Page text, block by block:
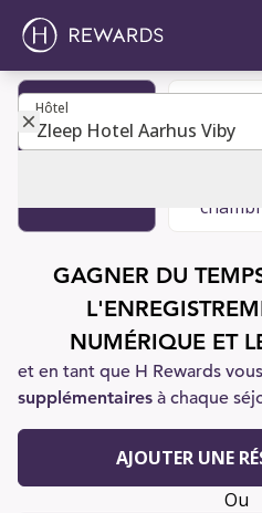
Hôtel
Hôtel
GAGNER DU
NUMÉRIQUE ET
et en tant que H Rewards
supplémentaires à chaque
AJOUTER UNE
Ou